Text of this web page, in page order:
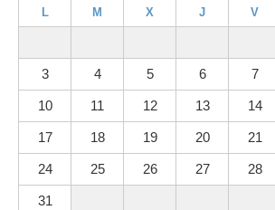
L M X J V
3 4 5 6 7
10 11 12 13 14
17 18 19 20 21
24 25 26 27 28
31